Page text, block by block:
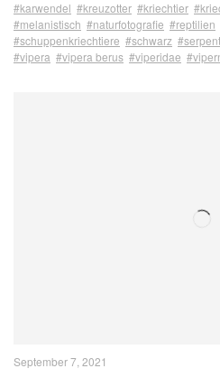
#karwendel #kreuzotter #kriechtier
#melanistisch #naturfotografie #reptilien
#schuppenkriechtiere #schwarz
#vipera #vipera berus #viperidae
September 7, 2021